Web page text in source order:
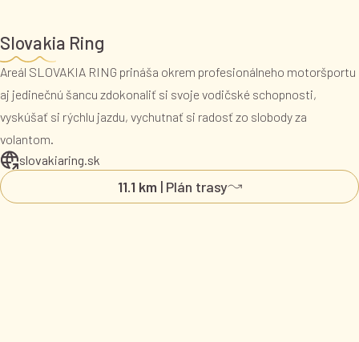
Slovakia Ring
Areál SLOVAKIA RING prináša okrem profesionálneho motoršportu
aj jedinečnú šancu zdokonaliť si svoje vodičské schopnosti,
vyskúšať si rýchlu jazdu, vychutnať si radosť zo slobody za
volantom.
slovakiaring.sk
11.1 km | Plán trasy